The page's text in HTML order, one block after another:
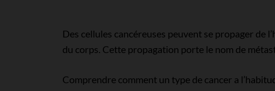
Des cellules cancéreuses peuvent se propager de
du corps. Cette propagation porte le nom de
Comprendre comment un type de cancer a